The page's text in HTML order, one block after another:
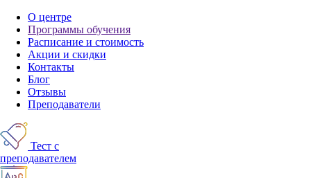
О центре
Программы обучения
Расписание и стоимость
Акции и скидки
Контакты
Блог
Отзывы
Преподаватели
Тест с
преподавателем